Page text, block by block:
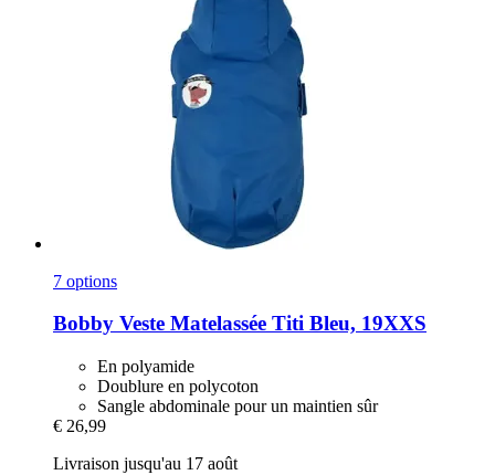
7 options
Bobby Veste Matelassée Titi Bleu, 19XXS
En polyamide
Doublure en polycoton
Sangle abdominale pour un maintien sûr
€ 26,99
Livraison jusqu'au 17 août